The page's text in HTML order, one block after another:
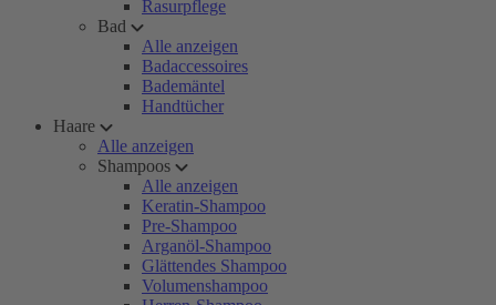
Rasurpflege
Bad
Alle anzeigen
Badaccessoires
Bademäntel
Handtücher
Haare
Alle anzeigen
Shampoos
Alle anzeigen
Keratin-Shampoo
Pre-Shampoo
Arganöl-Shampoo
Glättendes Shampoo
Volumenshampoo